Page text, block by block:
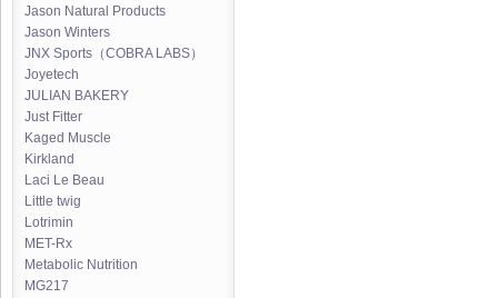
Jason Natural Products
Jason Winters
JNX Sports（COBRA LABS）
Joyetech
JULIAN BAKERY
Just Fitter
Kaged Muscle
Kirkland
Laci Le Beau
Little twig
Lotrimin
MET-Rx
Metabolic Nutrition
MG217